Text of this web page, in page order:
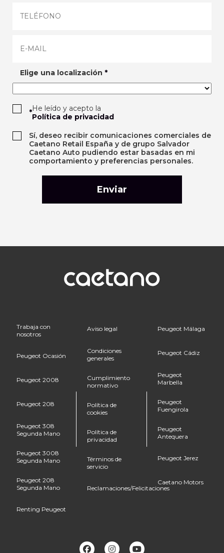
Elige una localización *
*He leído y acepto la
Política de privacidad
Sí, deseo recibir comunicaciones comerciales de
Caetano Retail España y de grupo Salvador
Caetano Auto pudiendo estar basadas en mi
comportamiento y preferencias personales.
Trabaja con
nosotros
Peugeot Ocasión
Peugeot 2008
Peugeot 208
Peugeot 308
Segunda Mano
Peugeot 3008
Segunda Mano
Peugeot 208
Segunda Mano
Renting Peugeot
Aviso legal
Condiciones
generales
Cumplimiento
normativo
Política de
cookies
Política de
privacidad
Términos de
servicio
Reclamaciones/Felicitaciones
Peugeot Málaga
Peugeot Cádiz
Peugeot
Marbella
Peugeot
Fuengirola
Peugeot
Antequera
Peugeot Jerez
Caetano Motors